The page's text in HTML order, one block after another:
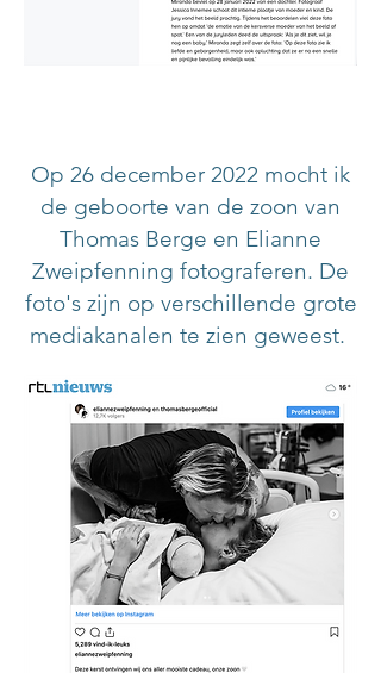
Op 26 december 2022 mocht ik
de geboorte van de zoon van
Thomas Berge en Elianne
Zweipfenning fotograferen. De
foto's zijn op verschillende grote
mediakanalen te zien geweest.